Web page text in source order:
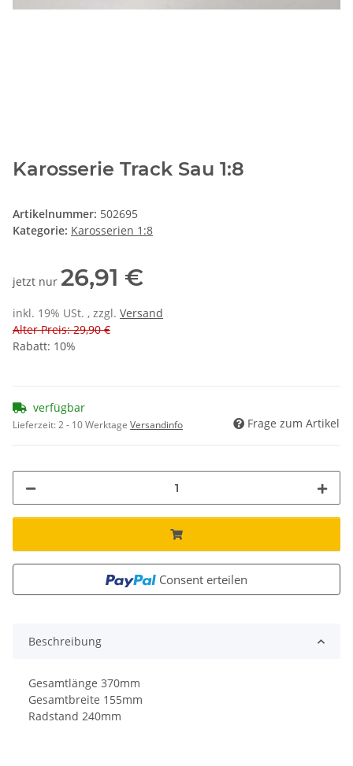
Karosserie Track Sau 1:8
Artikelnummer: 502695
Kategorie: Karosserien 1:8
jetzt nur 26,91 €
inkl. 19% USt. , zzgl. Versand
Alter Preis: 29,90 €
Rabatt: 10%
verfügbar
Lieferzeit:2 - 10 Werktage Versandinfo Frage zum Artikel
Consent erteilen
Beschreibung
Gesamtlänge 370mm
Gesamtbreite 155mm
Radstand 240mm